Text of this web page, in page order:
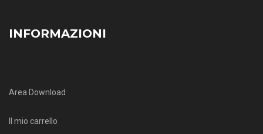
INFORMAZIONI
Area Download
Il mio carrello